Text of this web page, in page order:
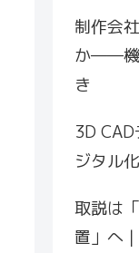
制作会
か――機
き
3D
ジタル
取説は
置」へ